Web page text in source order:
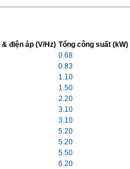
điện áp (V/Hz) Tổng công suất (kW)
0.68
0.83
1.10
1.50
2.20
3.10
3.10
5.20
5.20
5.50
6.20